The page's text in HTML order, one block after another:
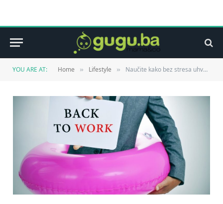
YOU ARE AT: Home » Lifestyle » Naučite kako bez stresa uhvatiti radni ritam nakon odmora!